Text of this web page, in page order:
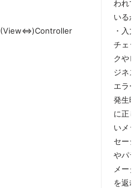
(View⇔)Controller
われて
いるか
・入力
チェッ
クやビ
ジネス
エラー
発生時
に正し
いメッ
セージ
やパラ
メータ
を返却